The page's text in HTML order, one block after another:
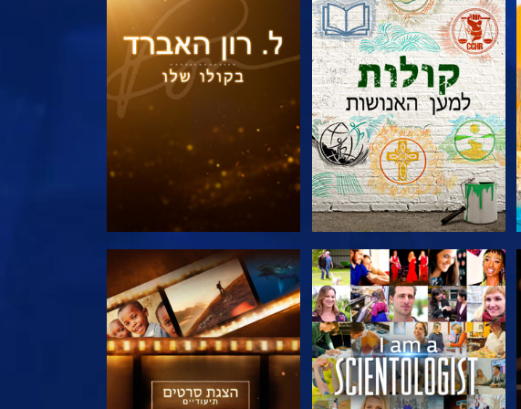
בדוק את הסדרה בדוק את הסדרה